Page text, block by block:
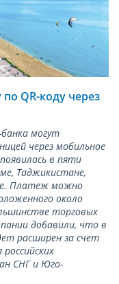
QR-коду через
могут
через мобильное
в пяти
Таджикистане,
Платеж можно
около
торговых
добавили, что в
расширен за счет
СНГ и Юго-